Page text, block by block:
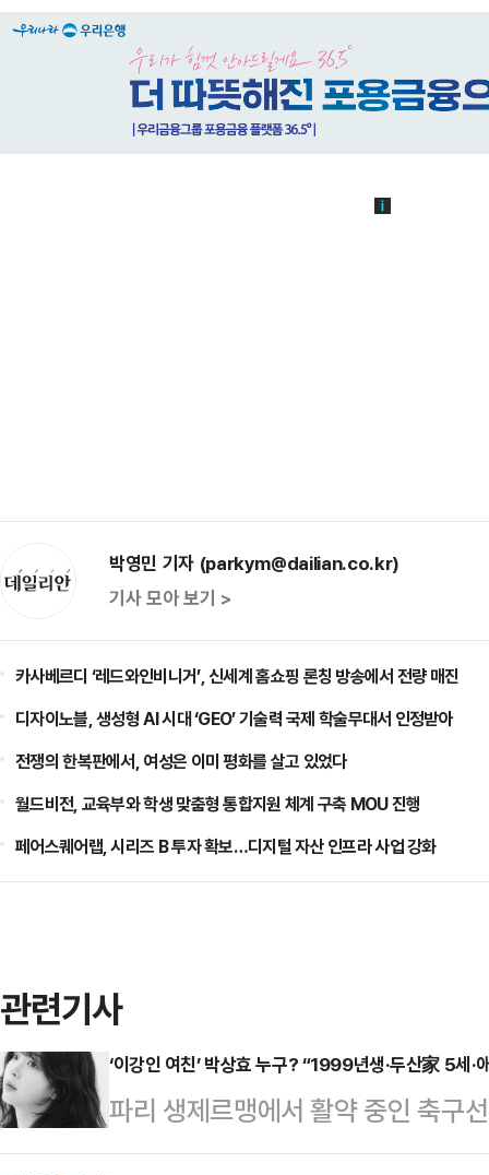
박영민 기자 (parkym@dailian.co.kr)
기사 모아 보기 >
카사베르디 ‘레드와인비니거’, 신세계 홈쇼핑 론칭 방송에서 전량 매진
디자이노블, 생성형 AI 시대 ‘GEO’ 기술력 국제 학술무대서 인정받아
전쟁의 한복판에서, 여성은 이미 평화를 살고 있었다
월드비전, 교육부와 학생 맞춤형 통합지원 체계 구축 MOU 진행
페어스퀘어랩, 시리즈 B 투자 확보…디지털 자산 인프라 사업 강화
관련기사
‘이강인 여친’ 박상효 누구? “1999년생·두산家 5세·
파리 생제르맹에서 활약 중인 축구
이 쏠리고 있다.1999년생으로 이